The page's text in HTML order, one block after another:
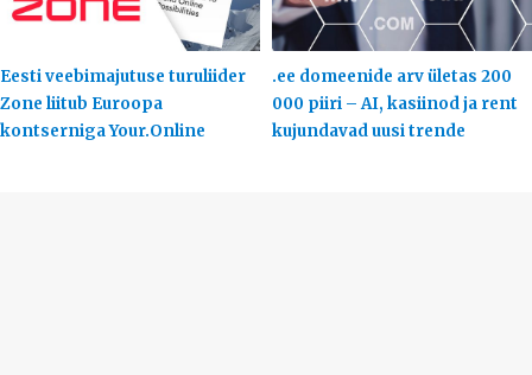
Eesti veebimajutuse turuliider
Zone liitub Euroopa
kontserniga Your.Online
.ee domeenide arv ületas 200
000 piiri – AI, kasiinod ja rent
kujundavad uusi trende